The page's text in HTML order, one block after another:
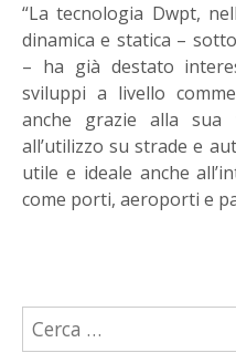
“La tecnologia Dwpt,
dinamica e statica –
– ha già destato
sviluppi a livello
anche grazie alla
all’utilizzo su strade e
utile e ideale anche
come porti, aeroporti e
Ricerca
per: